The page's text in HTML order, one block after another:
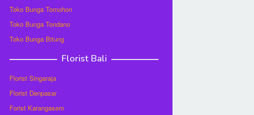
Toko Bunga Tomohon
Toko Bunga Tondano
Toko Bunga Bitung
Florist Bali
Florist Singaraja
Florist Denpasar
Forist Karangasem